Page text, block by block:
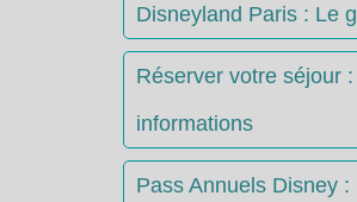
Disneyland Paris : Le
Réserver votre séjour
informations
Pass Annuels Disney